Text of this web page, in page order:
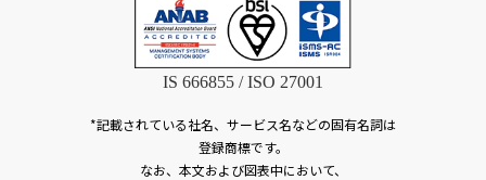
IS 666855 / ISO 27001
*記載されている社名、サービス名などの固有名詞は
登録商標です。
なお、本文および図表中において、